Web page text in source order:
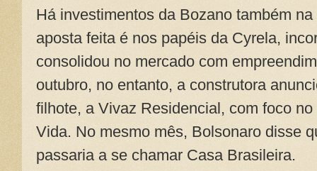
Há investimentos da Bozano também
aposta feita é nos papéis da Cyrela,
consolidou no mercado com
outubro, no entanto, a construtora
filhote, a Vivaz Residencial, com foco
Vida. No mesmo mês, Bolsonaro disse
passaria a se chamar Casa Brasileira.